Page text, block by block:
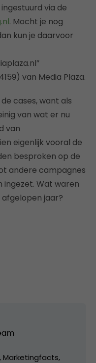
via de
. Mocht je nog
kun je daarvoor
van Media Plaza.
cases, want als
van wat er nu
van
eigenlijk vooral de
besproken op de
andere campagnes
ingezet. Wat waren
jaar?